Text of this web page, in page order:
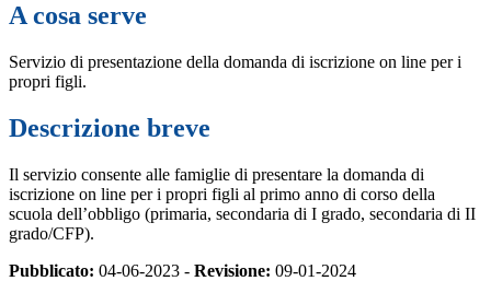
A cosa serve
Servizio di presentazione della domanda di iscrizione on line per i
propri figli.
Descrizione breve
Il servizio consente alle famiglie di presentare la domanda di
iscrizione on line per i propri figli al primo anno di corso della
scuola dell’obbligo (primaria, secondaria di I grado, secondaria di II
grado/CFP).
Pubblicato: 04-06-2023 - Revisione: 09-01-2024